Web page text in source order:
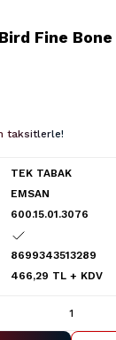
Fine Bone
taksitlerle!
TEK TABAK
EMSAN
600.15.01.3076
8699343513289
466,29 TL + KDV